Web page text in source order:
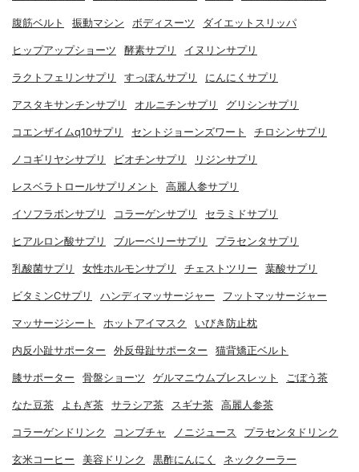
腹筋ベルト 振動マシン ボディスーツ ダイエットスリッパ
ヒップアップショーツ 酵素サプリ イヌリンサプリ
ラクトフェリンサプリ すっぽんサプリ にんにくサプリ
アスタキサンチンサプリ オルニチンサプリ グリシンサプリ
コエンザイムq10サプリ セントジョーンズワート チロシンサプリ
ノコギリヤシサプリ ビオチンサプリ リジンサプリ
レスベラトロールサプリメント 高麗人参サプリ
イソフラボンサプリ コラーゲンサプリ セラミドサプリ
ヒアルロン酸サプリ ブルーベリーサプリ プラセンタサプリ
乳酸菌サプリ 女性ホルモンサプリ チェストツリー 葉酸サプリ
ビタミンCサプリ ハンディマッサージャー フットマッサージャー
マッサージシート ホットアイマスク いびき防止枕
内反小趾サポーター 外反母趾サポーター 猫背矯正ベルト
膝サポーター 骨盤ショーツ ゲルマニウムブレスレット ごぼう茶
なた豆茶 よもぎ茶 サラシア茶 スギナ茶 高麗人参茶
コラーゲンドリンク コンブチャ ノニジュース プラセンタドリンク
玄米コーヒー 美容ドリンク 黒酢にんにく ネッククーラー